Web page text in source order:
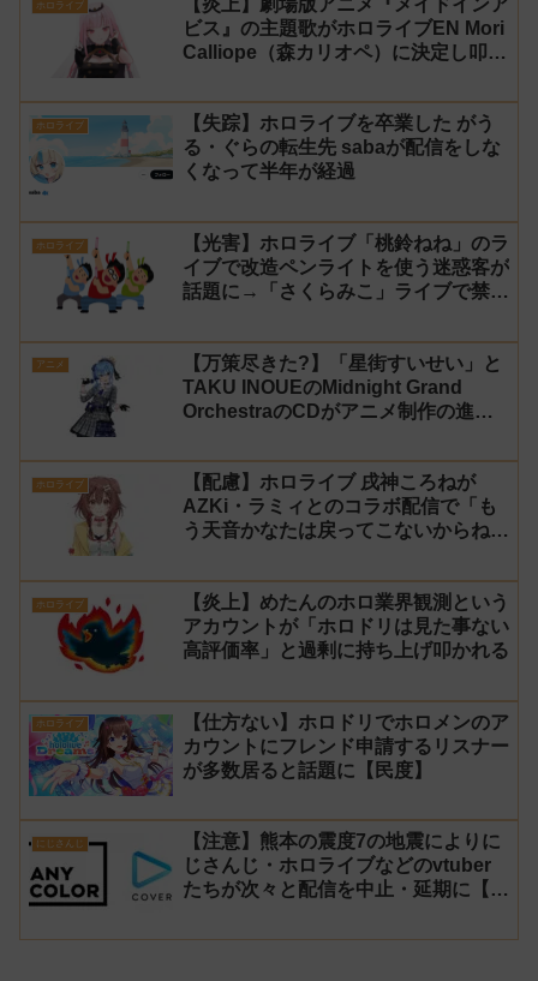
ホロライブ
ビス』の主題歌がホロライブEN Mori
Calliope（森カリオペ）に決定し叩か
ホロライブ
【失踪】ホロライブを卒業した がう
る・ぐらの転生先 sabaが配信をしな
くなって半年が経過
ホロライブ
【光害】ホロライブ「桃鈴ねね」のラ
イブで改造ペンライトを使う迷惑客が
話題に→「さくらみこ」ライブで禁止
アニメ
【万策尽きた?】「星街すいせい」と
TAKU INOUEのMidnight Grand
OrchestraのCDがアニメ制作の進行
ホロライブ
【配慮】ホロライブ 戌神ころねが
AZKi・ラミィとのコラボ配信で「も
う天音かなたは戻ってこないからね」
ホロライブ
【炎上】めたんのホロ業界観測という
アカウントが「ホロドリは見た事ない
高評価率」と過剰に持ち上げ叩かれる
ホロライブ
【仕方ない】ホロドリでホロメンのア
カウントにフレンド申請するリスナー
が多数居ると話題に【民度】
にじさんじ
【注意】熊本の震度7の地震によりに
じさんじ・ホロライブなどのvtuber
たちが次々と配信を中止・延期に【不